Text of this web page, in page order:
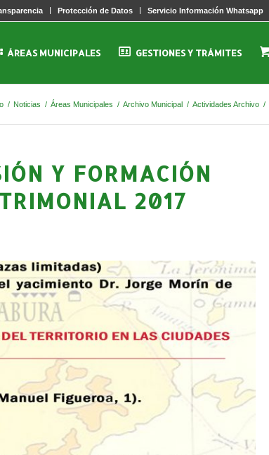
Protección de Datos Servicio Información Whatsapp
ÁREAS MUNICIPALES GESTIONES Y TRÁMITES
/ Noticias / Áreas Municipales / Archivo Municipal / Actividades Archivo /
Y FORMACIÓN
2017